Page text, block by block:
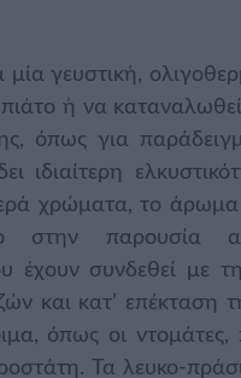
μία γευστική,
ή να
όπως για
ιδιαίτερη
χρώματα, το άρωμα
στην παρουσία
έχουν συνδεθεί με
και κατ’ επέκταση
όπως οι ντομάτες,
Τα λευκο-